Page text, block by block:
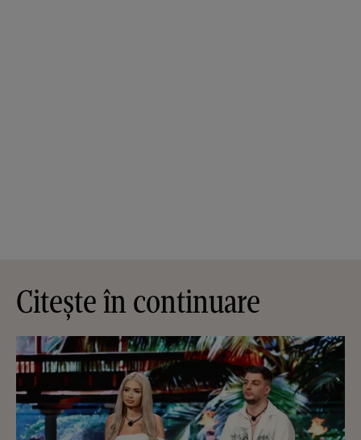
Citește în continuare